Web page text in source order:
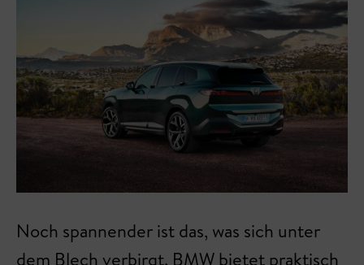
Noch spannender ist das, was sich unter
dem Blech verbirgt. BMW bietet praktisch